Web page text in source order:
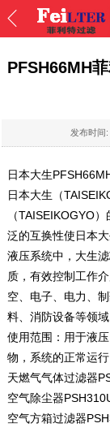
PFSH66MH
发布时间:
日本大生
日本大生（
（TAISEIKOGYO
泛的互换性使日本
液压系统中，大生
质，有效控制工作
空、电子、电力、
料、消防设备等领域
使用范围：用于液
物，系统的正常运行
天燃气气体过滤器
空气除尘器
空气方箱过滤器